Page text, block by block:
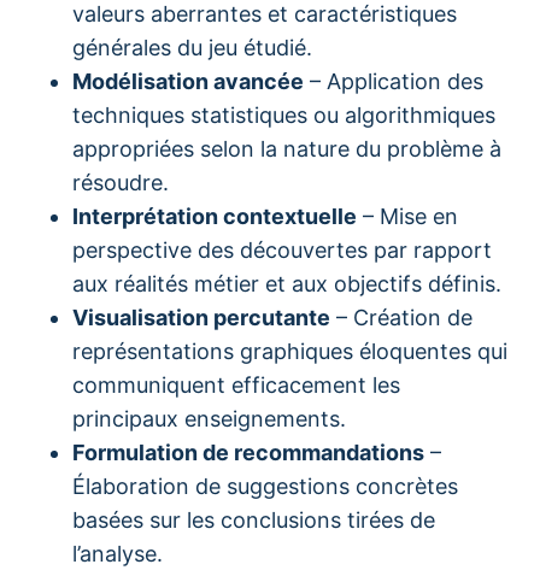
valeurs aberrantes et caractéristiques
générales du jeu étudié.
Modélisation avancée – Application des
techniques statistiques ou algorithmiques
appropriées selon la nature du problème à
résoudre.
Interprétation contextuelle – Mise en
perspective des découvertes par rapport
aux réalités métier et aux objectifs définis.
Visualisation percutante – Création de
représentations graphiques éloquentes qui
communiquent efficacement les
principaux enseignements.
Formulation de recommandations –
Élaboration de suggestions concrètes
basées sur les conclusions tirées de
l’analyse.